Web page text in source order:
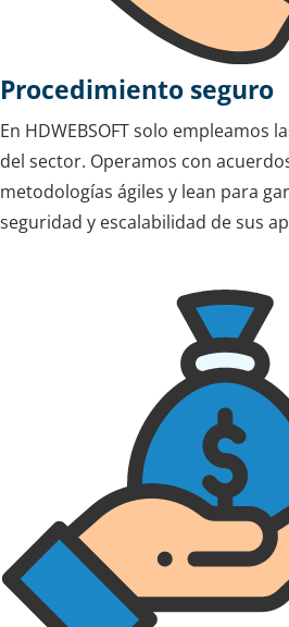
Procedimiento seguro
En HDWEBSOFT solo empleamos
del sector. Operamos con
metodologías ágiles y lean para
seguridad y escalabilidad de sus